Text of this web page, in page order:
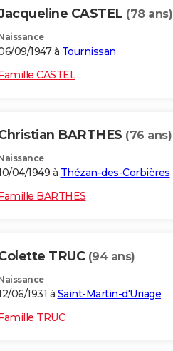
CASTEL (78 ans)
09/1947 à Tournissan
CASTEL
BARTHES (76 ans)
04/1949 à Thézan-des-Corbières
BARTHES
TRUC (94 ans)
06/1931 à Saint-Martin-d'Uriage
TRUC